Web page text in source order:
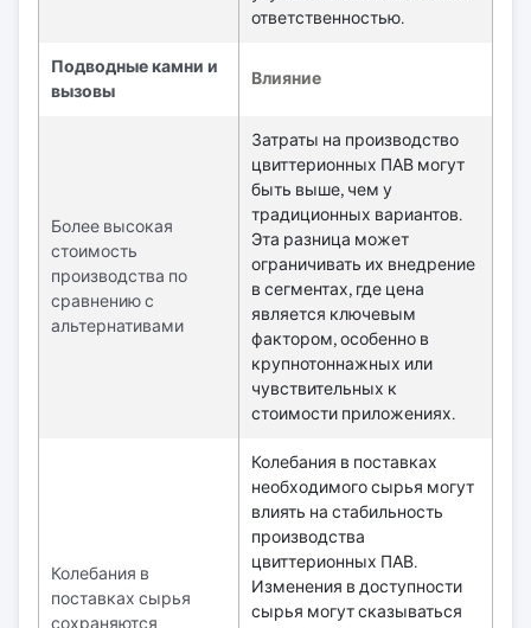
ответственностью.
Подводные камни и
вызовы
Влияние
Более высокая
стоимость
производства по
сравнению с
альтернативами
Затраты на производство
цвиттерионных ПАВ могут
быть выше, чем у
традиционных вариантов.
Эта разница может
ограничивать их внедрение
в сегментах, где цена
является ключевым
фактором, особенно в
крупнотоннажных или
чувствительных к
стоимости приложениях.
Колебания в
поставках сырья
сохраняются
Колебания в поставках
необходимого сырья могут
влиять на стабильность
производства
цвиттерионных ПАВ.
Изменения в доступности
сырья могут сказываться